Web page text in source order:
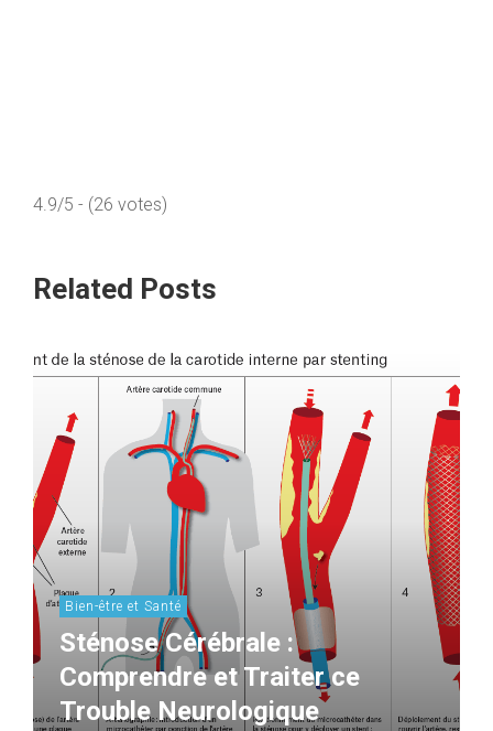
4.9/5 - (26 votes)
Related Posts
Bien-être et Santé
Sténose Cérébrale :
Comprendre et Traiter ce
Trouble Neurologique